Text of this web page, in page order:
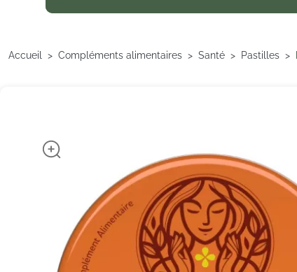
Accueil Compléments alimentaires Santé Pastilles